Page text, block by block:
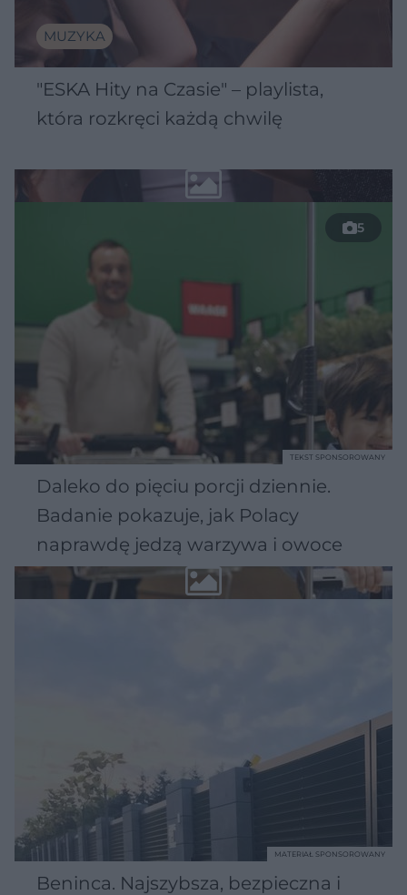
MUZYKA
"ESKA Hity na Czasie" – playlista,
która rozkręci każdą chwilę
5
Daleko do pięciu porcji dziennie.
Badanie pokazuje, jak Polacy
naprawdę jedzą warzywa i owoce
TEKST SPONSOROWANY
Beninca. Najszybsza, bezpieczna i
MATERIAŁ SPONSOROWANY